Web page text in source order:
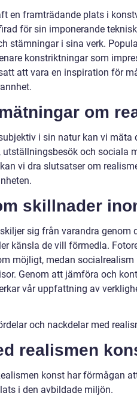
en framträdande plats i
för sin imponerande
stämningar i sina verk.
konstriktningar som
att vara en inspiration för
om
i sin natur kan vi
och sociala
vi dra slutsatser om
skillnader
sig från varandra genom
känsla de vill förmedla.
möjligt, medan
Genom att jämföra och
vår uppfattning av
och nackdelar med
realismen
konst har förmågan
i den avbildade miljön.